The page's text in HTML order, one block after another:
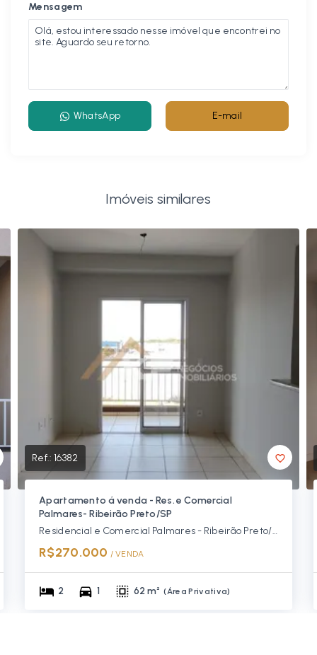
Mensagem
WhatsApp E-mail
Imóveis similares
Ref.: 16382
Apartamento á venda - Res. e Comercial
Palmares- Ribeirão Preto/SP
Residencial e Comercial Palmares - Ribeirão Preto/SP
R$270.000 / VENDA
2 1 62 m² (Área Privativa)